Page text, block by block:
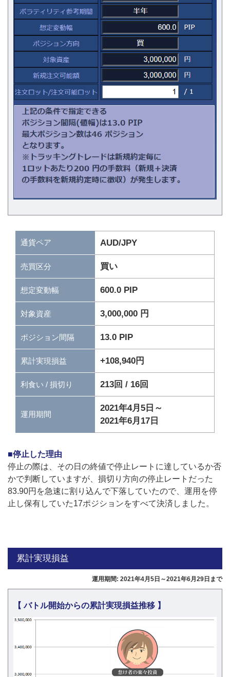
通貨ペア AUD/JPY
売買区分 買い
想定変動幅 600.0 PIP
対象資産 3,000,000 円
ポジション間隔 13.0 PIP
累計実現損益 +108,940円
利食い / 損切り 213回 / 16回
運用期間
2021年4月5日～
2021年6月17日
■停止した理由
停止の際は、その日の終値で停止レートに達しているか否
かで判断していますが、損切り方向の停止レートだった
83.90円を急速に割り込んで下落していたので、運用を停
止し保有していた17ポジションをすべて決済しました。
累計実現損益
運用期間: 2021年4月5日～2021年6月29日まで
【 バトル開始からの累計実現損益推移 】